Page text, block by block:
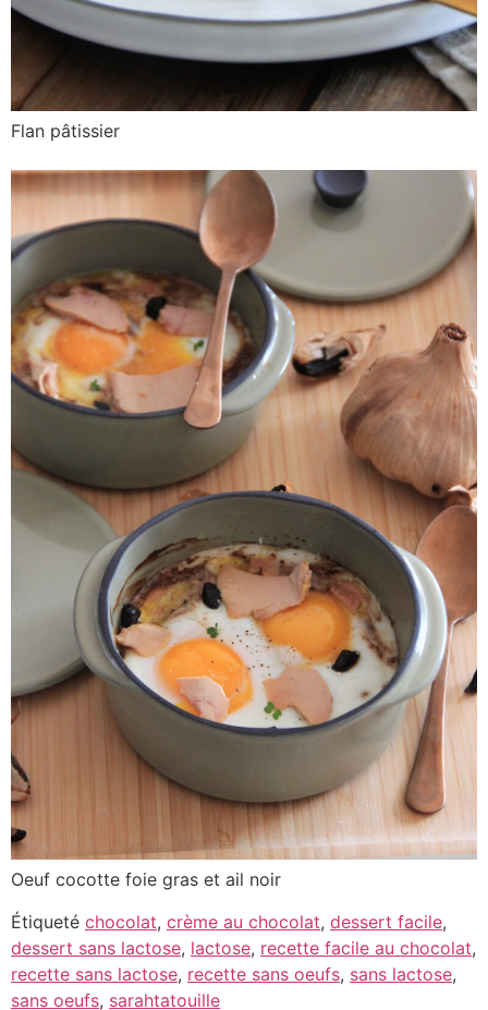
Flan pâtissier
Oeuf cocotte foie gras et ail noir
Étiqueté chocolat, crème au chocolat, dessert facile,
dessert sans lactose, lactose, recette facile au chocolat,
recette sans lactose, recette sans oeufs, sans lactose,
sans oeufs, sarahtatouille